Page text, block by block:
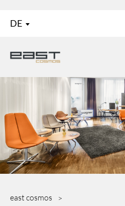
DE
Logo East Cosmos
east cosmos